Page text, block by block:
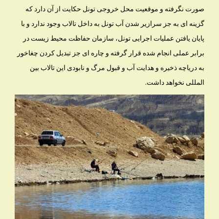
صورت نگرفته و موقعیت محل خروجی تونل حکایت از آن دارد که
گزینه ای به جز سرازیر شدن آب تونل به داخل تالاب وجود ندارد و با
پایان یافتن عملیات اجرایی تونل، سازمان حفاظت محیط زیست در
برابر عملی انجام شده قرار گرفته و چاره ای جز تبدیل کردن چغاخور
به دریاچه ذخیره و هدایت آب و قبول مرگ و نابودی این تالاب بین
المللی نخواهد داشت.